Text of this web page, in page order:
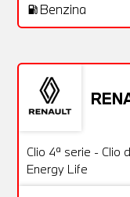
local_gas_station Benzina
Usato
Clio 4ª serie - Clio
Energy Life